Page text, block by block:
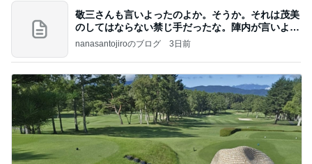
敬三さんも言いよったのよか。そうか。それは茂美
のしてはならない禁じ手だったな。陣内が言いよる
のよ
nanasantojiroのブログ 3日前